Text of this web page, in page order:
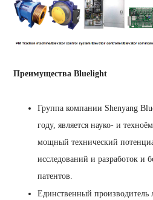
Преимущества Bluelight
Группа компании Shenyang
году, является науко- и
мощный технический
исследований и разработок и
патентов.
Единственный производитель